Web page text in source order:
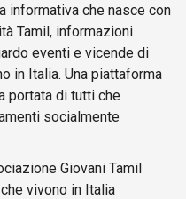
informativa che nasce con
Tamil, informazioni
eventi e vicende di
in Italia. Una piattaforma
portata di tutti che
socialmente
Giovani Tamil
vivono in Italia